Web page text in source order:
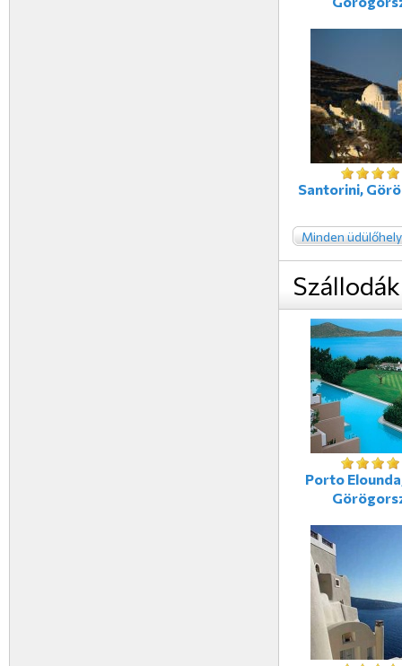
Santorini,
Minden üdülőhely
Szállodák
Porto